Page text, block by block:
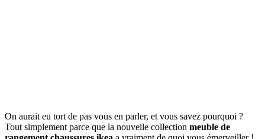
On aurait eu tort de pas vous en parler, et vous savez pourquoi ?
Tout simplement parce que la nouvelle collection meuble de